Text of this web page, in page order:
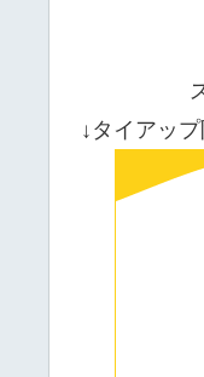
↓タイアッ